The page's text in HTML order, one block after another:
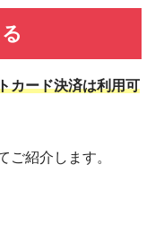
カード決済は利用可
ご紹介します。